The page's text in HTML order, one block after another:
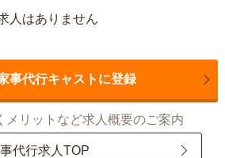
人はありません
事代行キャストに登録
メリットなど求人概要のご案内
代行求人TOP